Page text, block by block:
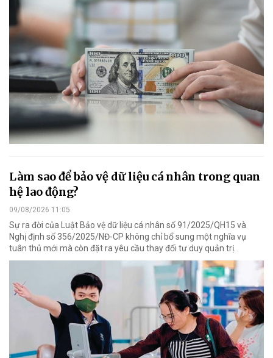
Làm sao để bảo vệ dữ liệu cá nhân trong quan
hệ lao động?
09/08/2026 11:05
Sự ra đời của Luật Bảo vệ dữ liệu cá nhân số 91/2025/QH15 và
Nghị định số 356/2025/NĐ-CP không chỉ bổ sung một nghĩa vụ
tuân thủ mới mà còn đặt ra yêu cầu thay đổi tư duy quản trị.